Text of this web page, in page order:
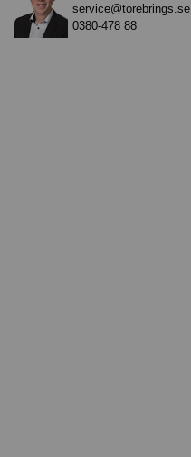
service@torebrings.se
0380-478 88